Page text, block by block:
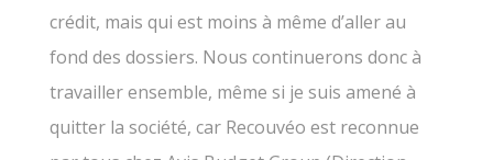
crédit, mais qui est moins à même d’aller au
fond des dossiers. Nous continuerons donc à
travailler ensemble, même si je suis amené à
quitter la société, car Recouvéo est reconnue